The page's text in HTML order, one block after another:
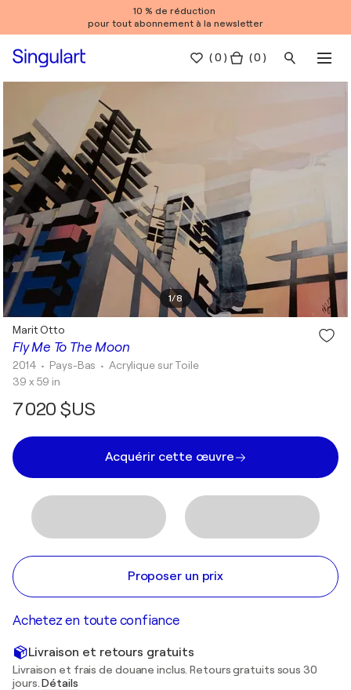
10 % de réduction
pour tout abonnement à la newsletter
(0 ) ( 0 )
1/8
Fly Me To The Moon
Marit Otto
2014 • Pays-Bas • Acrylique sur Toile
39 x 59 in
7 020 $US
Acquérir cette œuvre
Proposer un prix
Achetez en toute confiance
Livraison et retours gratuits
Livraison et frais de douane inclus. Retours gratuits sous 30
jours.Détails